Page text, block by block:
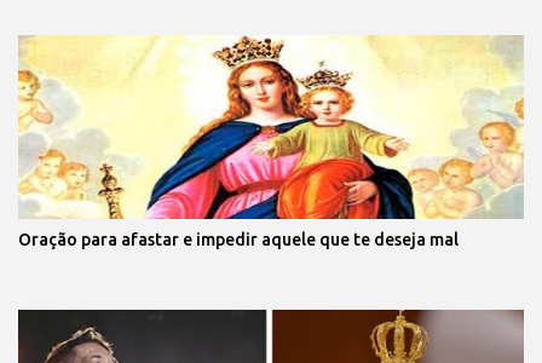
Oração para afastar e impedir aquele que te deseja mal